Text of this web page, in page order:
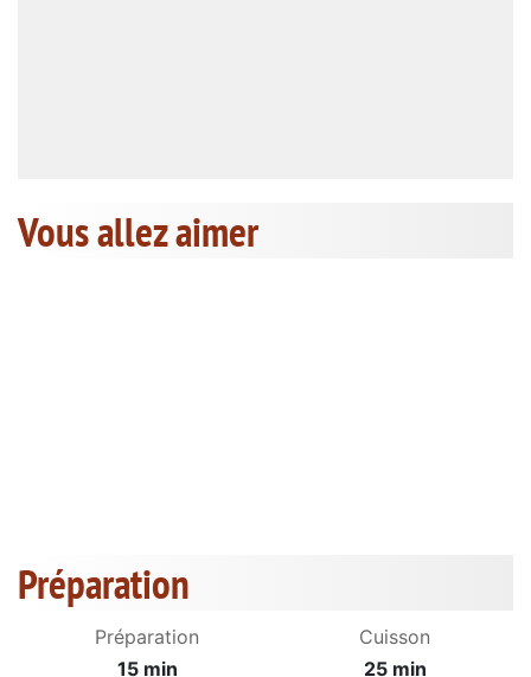
Vous allez aimer
Préparation
Préparation
15 min
Cuisson
25 min